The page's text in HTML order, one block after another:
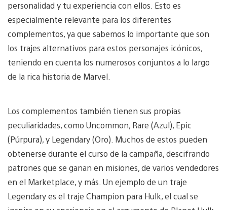
personalidad y tu experiencia con ellos. Esto es
especialmente relevante para los diferentes
complementos, ya que sabemos lo importante que son
los trajes alternativos para estos personajes icónicos,
teniendo en cuenta los numerosos conjuntos a lo largo
de la rica historia de Marvel.
Los complementos también tienen sus propias
peculiaridades, como Uncommon, Rare (Azul), Epic
(Púrpura), y Legendary (Oro). Muchos de estos pueden
obtenerse durante el curso de la campaña, descifrando
patrones que se ganan en misiones, de varios vendedores
en el Marketplace, y más. Un ejemplo de un traje
Legendary es el traje Champion para Hulk, el cual se